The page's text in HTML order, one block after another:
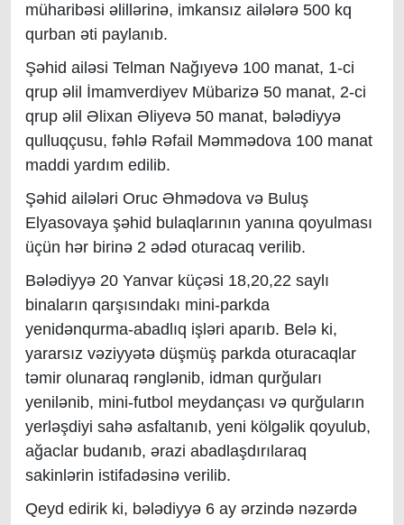
müharibəsi əlillərinə, imkansız ailələrə 500 kq
qurban əti paylanıb.
Şəhid ailəsi Telman Nağıyevə 100 manat, 1-ci
qrup əlil İmamverdiyev Mübarizə 50 manat, 2-ci
qrup əlil Əlixan Əliyevə 50 manat, bələdiyyə
qulluqçusu, fəhlə Rəfail Məmmədova 100 manat
maddi yardım edilib.
Şəhid ailələri Oruc Əhmədova və Buluş
Elyasovaya şəhid bulaqlarının yanına qoyulması
üçün hər birinə 2 ədəd oturacaq verilib.
Bələdiyyə 20 Yanvar küçəsi 18,20,22 saylı
binaların qarşısındakı mini-parkda
yenidənqurma-abadlıq işləri aparıb. Belə ki,
yararsız vəziyyətə düşmüş parkda oturacaqlar
təmir olunaraq rənglənib, idman qurğuları
yenilənib, mini-futbol meydançası və qurğuların
yerləşdiyi sahə asfaltanıb, yeni kölgəlik qoyulub,
ağaclar budanıb, ərazi abadlaşdırılaraq
sakinlərin istifadəsinə verilib.
Qeyd edirik ki, bələdiyyə 6 ay ərzində nəzərdə